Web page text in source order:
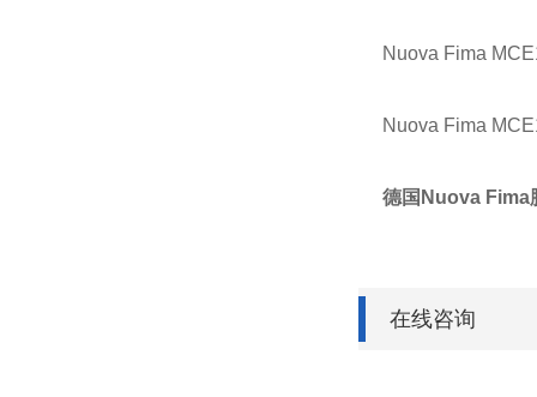
Nuova Fima
Nuova Fima
德国Nuova Fima
在线咨询